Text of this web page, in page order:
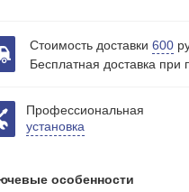
Стоимость доставки 600
Бесплатная доставка при
Профессиональная
установка
особенности